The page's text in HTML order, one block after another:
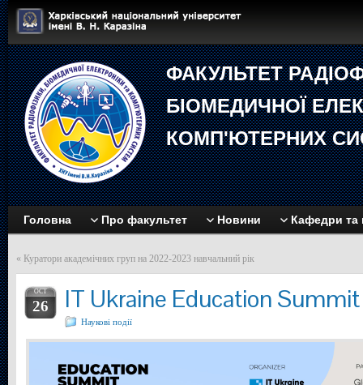
ФАКУЛЬТЕТ
БIОМЕДИЧНОЇ
КОМП'ЮТЕРНИХ
Головна Про факультет Новини Кафедри та
« Куратори академічних груп на 2022-2023 навчальний рік
OCT
26 IT Ukraine Education
Наукові події